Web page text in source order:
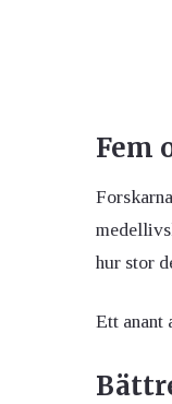
Fem
hur stor
Ett anant